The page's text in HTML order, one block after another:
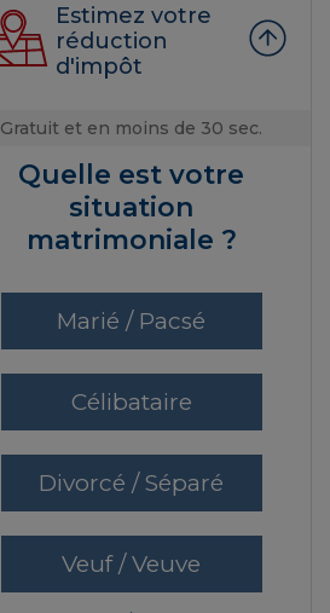
Estimez votre
réduction
d'impôt
Gratuit et en moins de 30 sec.
Quelle est votre
situation
matrimoniale ?
Marié / Pacsé
Célibataire
Divorcé / Séparé
Veuf / Veuve